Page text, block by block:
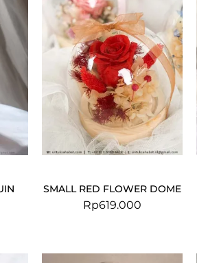
SMALL RED FLOWER DOME
Rp619.000
Original